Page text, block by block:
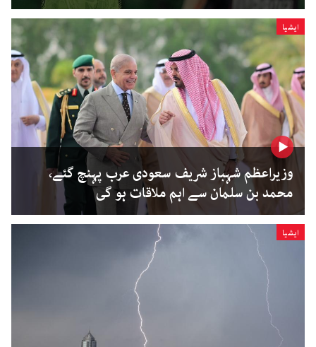
ایشیا
وزیراعظم شہباز شریف سعودی عرب پہنچ گئے،
محمد بن سلمان سے اہم ملاقات ہو گی
ایشیا